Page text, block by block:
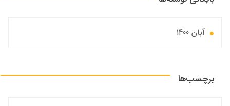
آبان 1400
برچسب‌ها